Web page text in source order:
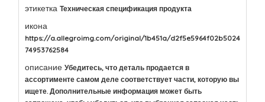
этикетка Техническая спецификация продукта
икона
https://a.allegroimg.com/original/1b451a/d2f5e5964f02b5024
74953762584
описание Убедитесь, что деталь продается в
ассортименте самом деле соответствует части, которую вы
ищете. Дополнительные информация может быть